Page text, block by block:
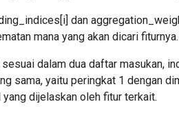
dan
mana yang akan dicari fiturnya.
dalam dua daftar masukan,
sama, yaitu peringkat 1 dengan
dijelaskan oleh fitur terkait.